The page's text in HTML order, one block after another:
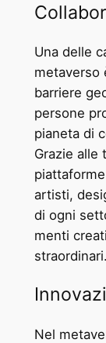
Una delle
metaverso
barriere
persone
pianeta di
Grazie alle
artisti,
di ogni
menti
straordinari.
Nel